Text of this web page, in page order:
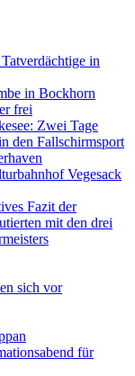
in
in Bockhorn
frei
Zwei Tage
den Fallschirmsport
Vegesack
Fazit der
mit den drei
sich vor
für